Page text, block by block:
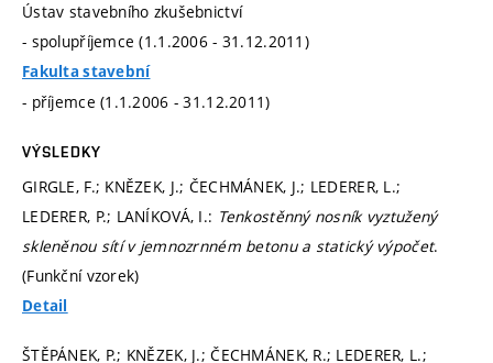
Ústav stavebního zkušebnictví
- spolupříjemce (1.1.2006 - 31.12.2011)
Fakulta stavební
- příjemce (1.1.2006 - 31.12.2011)
VÝSLEDKY
GIRGLE, F.; KNĚZEK, J.; ČECHMÁNEK, J.; LEDERER, L.;
LEDERER, P.; LANÍKOVÁ, I.: Tenkostěnný nosník vyztužený
skleněnou sítí v jemnozrnném betonu a statický výpočet.
(Funkční vzorek)
Detail
ŠTĚPÁNEK, P.; KNĚZEK, J.; ČECHMÁNEK, R.; LEDERER, L.;